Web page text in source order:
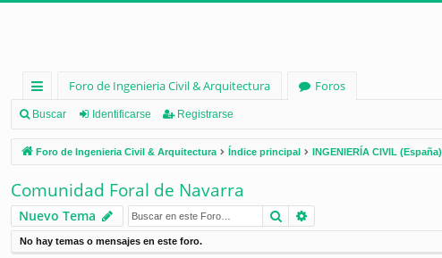
nl
ac
es
rá
pi
d
Foro de Ingenieria Civil & Arquitectura
Foros
Buscar Identificarse Registrarse
Foro de Ingenieria Civil & Arquitectura Índice principal INGENIERÍA CIVIL (España)
Comunidad Foral de Navarra
Nuevo Tema Buscar
No hay temas o mensajes en este foro.